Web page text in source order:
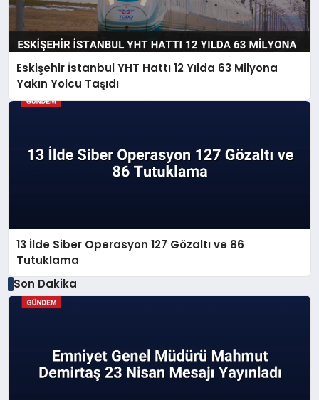
Eskişehir İstanbul YHT Hattı 12 Yılda 63 Milyona
Yakın Yolcu Taşıdı
13 İlde Siber Operasyon 127 Gözaltı ve 86
Tutuklama
Son Dakika